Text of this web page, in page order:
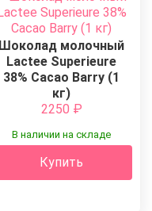
Шоколад молочный
Lactee Superieure
38% Cacao Barry (1
кг)
2250 ₽
В наличии на складе
Купить